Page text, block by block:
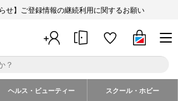
せ】ご登録情報の継続利用に関するお願い
ヘルス・ビューティー スクール・ホビー